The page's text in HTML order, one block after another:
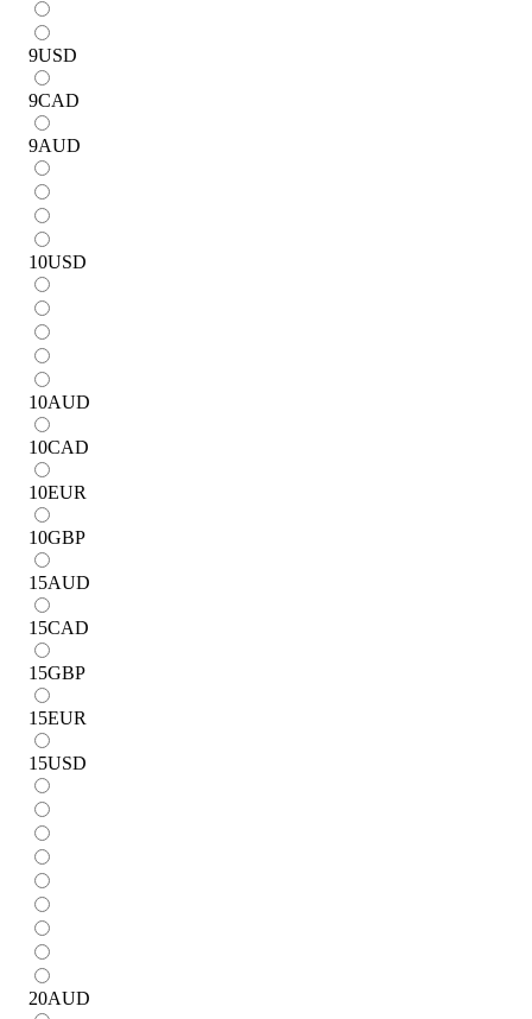
9USD
9CAD
9AUD
10USD
10AUD
10CAD
10EUR
10GBP
15AUD
15CAD
15GBP
15EUR
15USD
20AUD